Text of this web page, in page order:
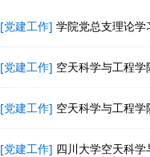
[党建工作] 学院党总支理论
[党建工作] 空天科学与工程学院
[党建工作] 空天科学与工程
[党建工作] 四川大学空天科学与